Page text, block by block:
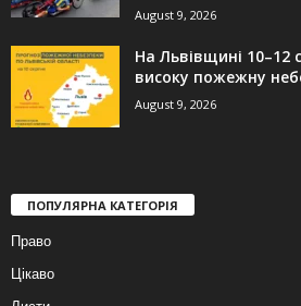
August 9, 2026
На Львівщині 10–12
високу пожежну
August 9, 2026
ПОПУЛЯРНА КАТЕГОРІЯ
Право
Цікаво